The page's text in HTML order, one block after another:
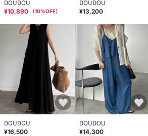
DOUDOU
¥10,890 （10%OFF）
DOUDOU
¥13,200
DOUDOU
¥16,500
DOUDOU
¥14,300